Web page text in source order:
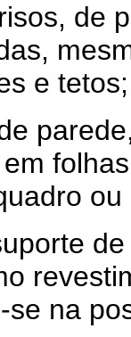
de
e tetos;
na